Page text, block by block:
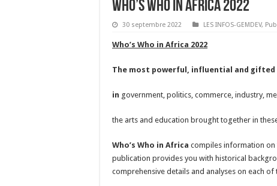
Who’s Who in Africa 2022
30 septembre 2022 LES INFOS-GEMDEV,
Who’s Who in Africa 2022
The most powerful, influential and gifted
in government, politics, commerce, industry,
the arts and education brought together in
Who’s Who in Africa compiles information
publication provides you with historical
comprehensive details and analyses on each of